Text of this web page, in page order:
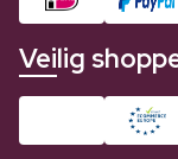
Veilig